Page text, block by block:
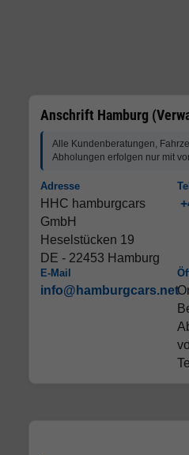
Anschrift Hamburg
Alle Kundenberatungen,
Abholungen erfolgen nur mit
Adresse
HHC hamburgcars
GmbH
Heselstücken 19
DE - 22453 Hamburg
E-Mail
info@hamburgcars.net